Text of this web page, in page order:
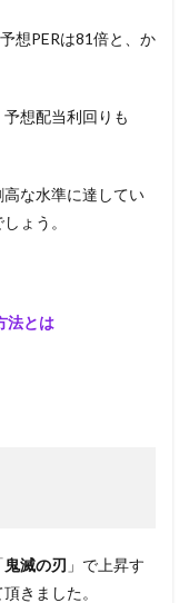
想PERは81倍と、か
想配当利回りも
な水準に達してい
ょう。
法とは
鬼滅の刃 」で上昇す
きました。